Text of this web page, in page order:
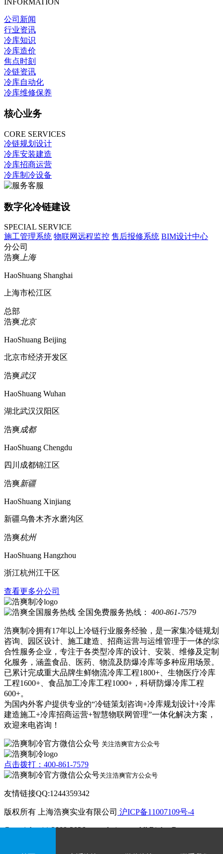
公司新闻
行业资讯
冷库知识
冷库造价
焦点时刻
冷链资讯
冷库自动化
冷库维修保养
核心业务
CORE SERVICES
冷链规划设计
冷库安装建造
冷库招商运营
冷库制冷设备
数字化冷链建设
SPECIAL SERVICE
施工管理系统 物联网远程监控 售后报修系统 BIM设计中心
分公司
浩爽上海
HaoShuang Shanghai
上海市松江区
总部
浩爽北京
HaoShuang Beijing
北京市经济开发区
浩爽武汉
HaoShuang Wuhan
湖北武汉汉阳区
浩爽成都
HaoShuang Chengdu
四川成都锦江区
浩爽新疆
HaoShuang Xinjiang
新疆乌鲁木齐水磨沟区
浩爽杭州
HaoShuang Hangzhou
浙江杭州江干区
查看更多分公司
全国免费服务热线： 400-861-7579
浩爽制冷拥有17年以上冷链行业服务经验，是一家集冷链规划
咨询、园区设计、施工建造、招商运营与运维管理于一体的综
合性服务企业，专注于各类型冷库的设计、安装、维修及定制
化服务，涵盖食品、医药、物流及防爆冷库等多种应用场景。
已累计完成重大品牌生鲜物流冷库工程1800+、生物医疗冷库
工程1600+、食品加工冷库工程1000+，科研防爆冷库工程
600+。
为国内外客户提供专业的“冷链策划咨询+冷库规划设计+冷库
建造施工+冷库招商运营+智慧物联网管理”一体化解决方案，
欢迎来电咨询！
关注浩爽官方公众号
点击拨打：400-861-7579
关注浩爽官方公众号
友情链接QQ:1244359342
版权所有 上海浩爽实业有限公司 沪ICP备11007109号-4
Copyrights (c) 2009-2026 www.kvjv.com All Rights Reserve.